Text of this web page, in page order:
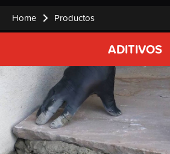
Home Productos
ADITIVOS